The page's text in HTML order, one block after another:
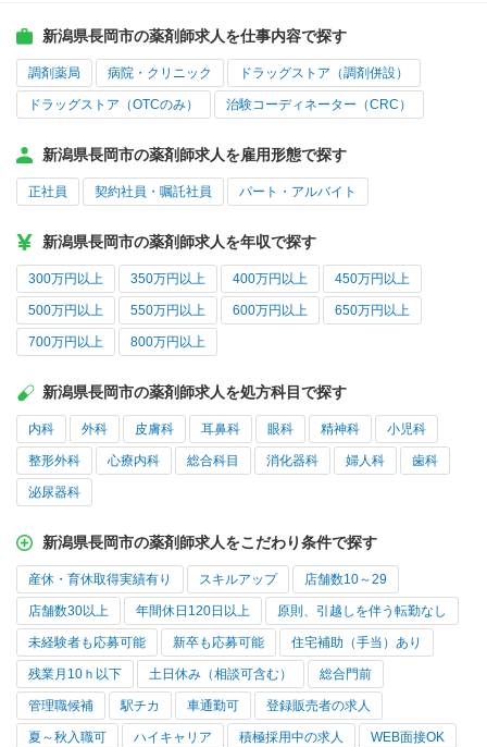
新潟県長岡市の薬剤師求人を仕事内容で探す
調剤薬局 病院・クリニック ドラッグストア（調剤併設）
ドラッグストア（OTCのみ） 治験コーディネーター（CRC）
新潟県長岡市の薬剤師求人を雇用形態で探す
正社員 契約社員・嘱託社員 パート・アルバイト
新潟県長岡市の薬剤師求人を年収で探す
300万円以上 350万円以上 400万円以上 450万円以上
500万円以上 550万円以上 600万円以上 650万円以上
700万円以上 800万円以上
新潟県長岡市の薬剤師求人を処方科目で探す
内科 外科 皮膚科 耳鼻科 眼科 精神科 小児科
整形外科 心療内科 総合科目 消化器科 婦人科 歯科
泌尿器科
新潟県長岡市の薬剤師求人をこだわり条件で探す
産休・育休取得実績有り スキルアップ 店舗数10～29
店舗数30以上 年間休日120日以上 原則、引越しを伴う転勤なし
未経験者も応募可能 新卒も応募可能 住宅補助（手当）あり
残業月10ｈ以下 土日休み（相談可含む） 総合門前
管理職候補 駅チカ 車通勤可 登録販売者の求人
夏～秋入職可 ハイキャリア 積極採用中の求人 WEB面接OK